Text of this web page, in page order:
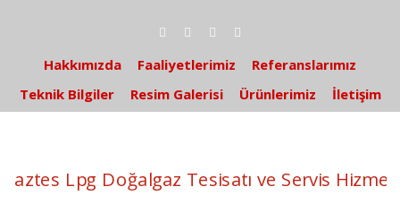
c
Hakkımızda Faaliyetlerimiz
Referanslarımız
Teknik Bilgiler
Resim Galerisi Ürünlerimiz İletişim